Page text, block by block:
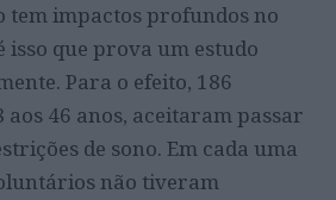
tem impactos profundos no
isso que prova um estudo
Para o efeito, 186
46 anos, aceitaram passar
de sono. Em cada uma
não tiveram